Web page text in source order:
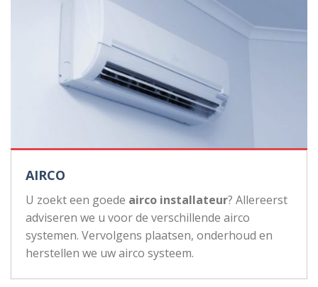
AIRCO
U zoekt een goede airco installateur? Allereerst
adviseren we u voor de verschillende airco
systemen. Vervolgens plaatsen, onderhoud en
herstellen we uw airco systeem.